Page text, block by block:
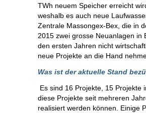
TWh neuem Speicher erreicht
weshalb es auch neue
Zentrale Massongex-Bex, die in
2015 zwei grosse Neuanlagen
den ersten Jahren nicht
neue Projekte an die Hand
Was ist der aktuelle Stand
Es sind 16 Projekte, 15 Projekte
diese Projekte seit mehreren
realisiert werden können. Einige